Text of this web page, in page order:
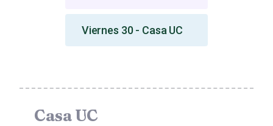
Viernes 30 - Casa UC
Casa UC